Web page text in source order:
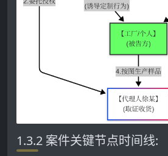
1.3.2 案件关键节点时间线: